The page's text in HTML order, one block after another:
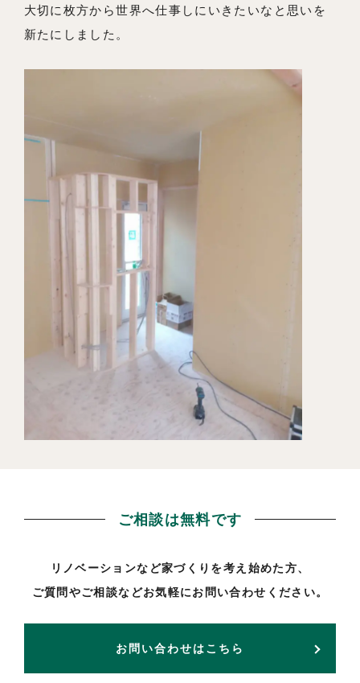
大切に枚方から世界へ仕事しにいきたいなと思いを
新たにしました。
ご相談は無料です
リノベーションなど家づくりを考え始めた方、
ご質問やご相談などお気軽にお問い合わせください。
お問い合わせはこちら